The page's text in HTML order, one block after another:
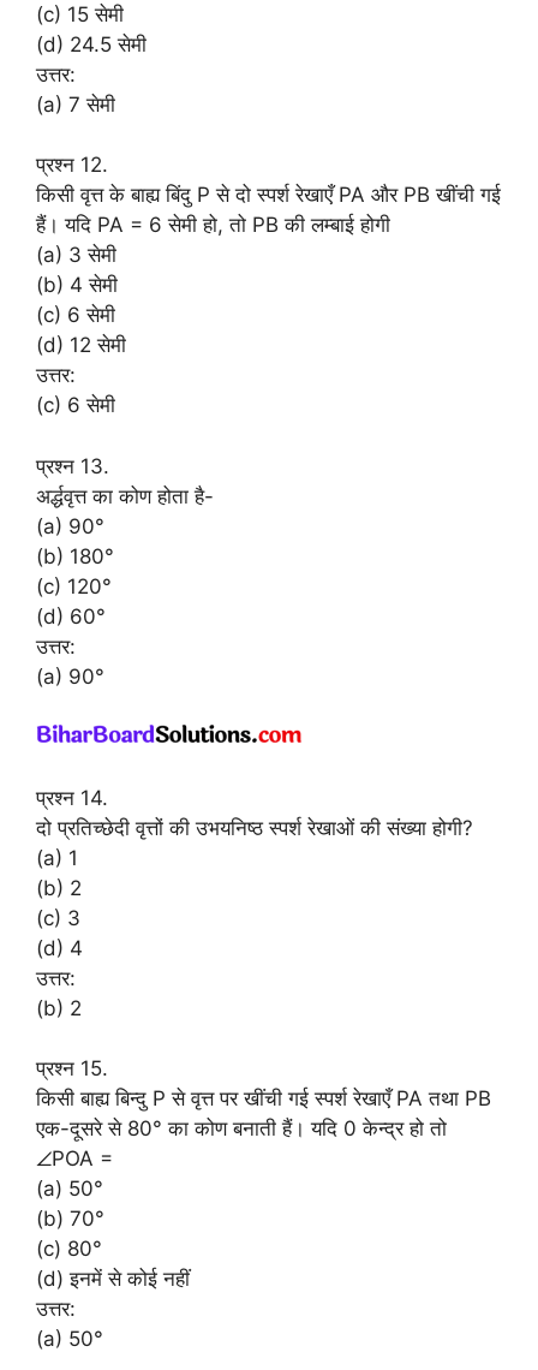
(c) 15 सेमी
(d) 24.5 सेमी
उत्तर:
(a) 7 सेमी
प्रश्न 12.
किसी वृत्त के बाह्य बिंदु P से दो स्पर्श रेखाएँ PA और PB खींची गई
हैं। यदि PA = 6 सेमी हो, तो PB की लम्बाई होगी
(a) 3 सेमी
(b) 4 सेमी
(c) 6 सेमी
(d) 12 सेमी
उत्तर:
(c) 6 सेमी
प्रश्न 13.
अर्द्धवृत्त का कोण होता है-
(a) 90°
(b) 180°
(c) 120°
(d) 60°
उत्तर:
(a) 90°
प्रश्न 14.
दो प्रतिच्छेदी वृत्तों की उभयनिष्ठ स्पर्श रेखाओं की संख्या होगी?
(a) 1
(b) 2
(c) 3
(d) 4
उत्तर:
(b) 2
प्रश्न 15.
किसी बाह्य बिन्दु P से वृत्त पर खींची गई स्पर्श रेखाएँ PA तथा PB
एक-दूसरे से 80° का कोण बनाती हैं। यदि 0 केन्द्र हो तो
∠POA =
(a) 50°
(b) 70°
(c) 80°
(d) इनमें से कोई नहीं
उत्तर:
(a) 50°